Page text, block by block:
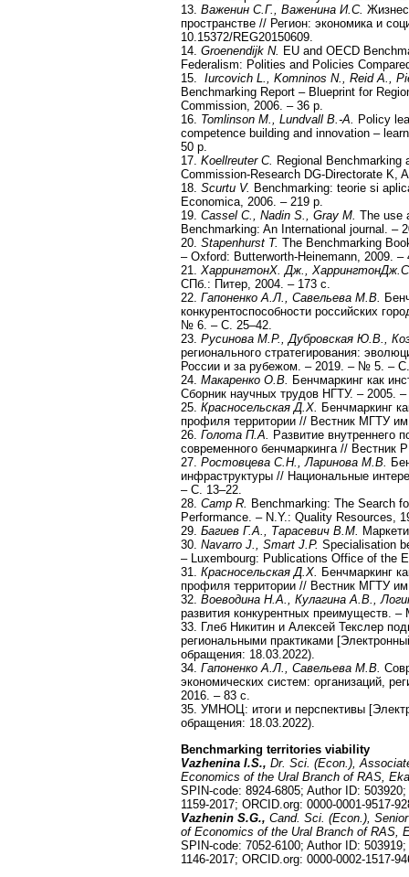
13. Важенин С.Г., Важенина И.С.
пространстве // Регион: экономика и
10.15372/REG20150609.
14. Groenendijk N. EU and OECD
Federalism: Polities and Policies
15. Iurcovich L., Komninos N., Reid A.,
Benchmarking Report – Blueprint for
Commission, 2006. – 36 p.
16. Tomlinson M., Lundvall B.-A. Policy
competence building and innovation –
50 p.
17. Koellreuter С. Regional Benchmarking
Commission-Research DG-Directorate K,
18. Scurtu V. Benchmarking: teorie si
Economica, 2006. – 219 p.
19. Cassel C., Nadin S., Gray M. The use
Benchmarking: An International journal. –
20. Stapenhurst T. The Benchmarking
– Oxford: Butterworth-Heinemann, 2009. –
21. ХаррингтонХ.Дж., ХаррингтонДж.С
СПб.: Питер, 2004. – 173 с.
22. Гапоненко А.Л., Савельева М.В.
конкурентоспособности российских
№ 6. – С. 25–42.
23. Русинова М.Р., Дубровская Ю.В.,
регионального стратегирования:
России и за рубежом. – 2019. – № 5. –
24. Макаренко О.В. Бенчмаркинг как
Сборник научных трудов НГТУ. – 2005.
25. Красносельская Д.Х. Бенчмаркинг
профиля территории // Вестник МГТУ
26. Голота П.А. Развитие внутреннего
современного бенчмаркинга //
27. Ростовцева С.Н., Ларинова М.В.
инфраструктуры // Национальные
– С. 13–22.
28. Camp R. Benchmarking: The Search
Performance. – N.Y.: Quality Resources,
29. Багиев Г.А., Тарасевич В.М.
30. Navarro J., Smart J.P. Specialisation
– Luxembourg: Publications Office of the
31. Красносельская Д.Х. Бенчмаркинг
профиля территории // Вестник МГТУ
32. Воеводина Н.А., Кулагина А.В.,
развития конкурентных преимуществ.
33. Глеб Никитин и Алексей Текслер
региональными практиками
обращения: 18.03.2022).
34. Гапоненко А.Л., Савельева М.В.
экономических систем: организаций,
2016. – 83 с.
35. УМНОЦ: итоги и перспективы
обращения: 18.03.2022).
Benchmarking territories viability
Vazhenina I.S., Dr. Sci. (Econ.),
Economics of the Ural Branch of RAS,
SPIN-code: 8924-6805; Author ID:
1159-2017; ORCID.org: 0000-0001-9517-
Vazhenin S.G., Cand. Sci. (Econ.),
of Economics of the Ural Branch of RAS,
SPIN-code: 7052-6100; Author ID:
1146-2017; ORCID.org: 0000-0002-1517-